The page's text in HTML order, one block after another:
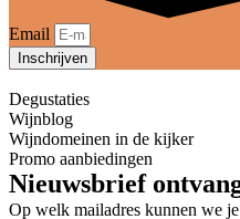
Email
Inschrijven
Degustaties
Wijnblog
Wijndomeinen in de kijker
Promo aanbiedingen
Nieuwsbrief
Op welk mailadres kunnen we